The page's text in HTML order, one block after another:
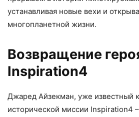
устанавливая новые вехи и
многопланетной жизни.
Возвращение
Inspiration4
Джаред Айзекман, уже известный
исторической миссии Inspiration4